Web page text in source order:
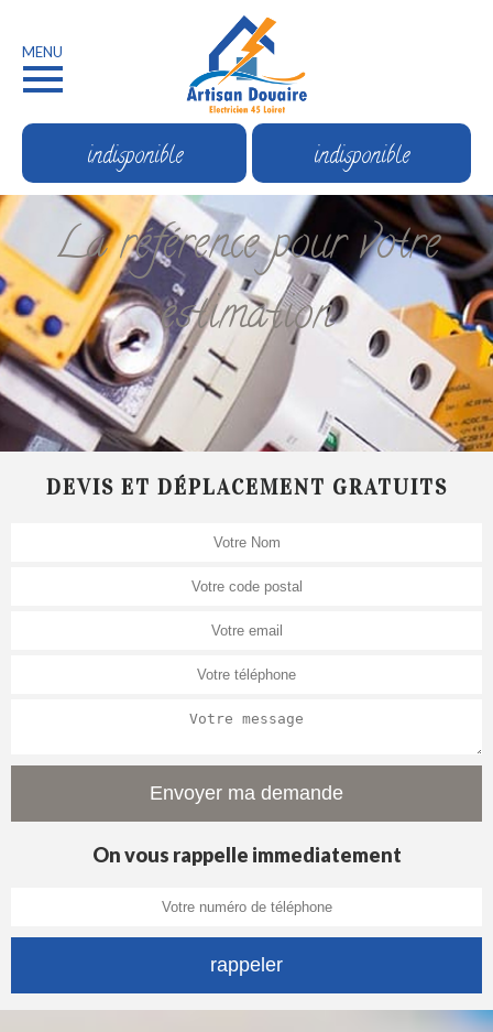
MENU
indisponible indisponible
La référence pour votre
estimation
DEVIS ET DÉPLACEMENT GRATUITS
On vous rappelle immediatement